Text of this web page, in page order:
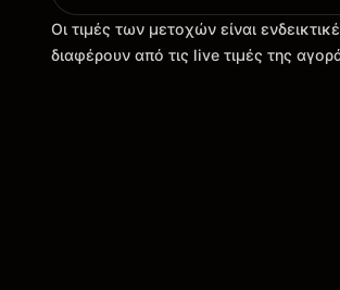
Οι τιμές των μετοχών είναι
διαφέρουν από τις live τιμές της